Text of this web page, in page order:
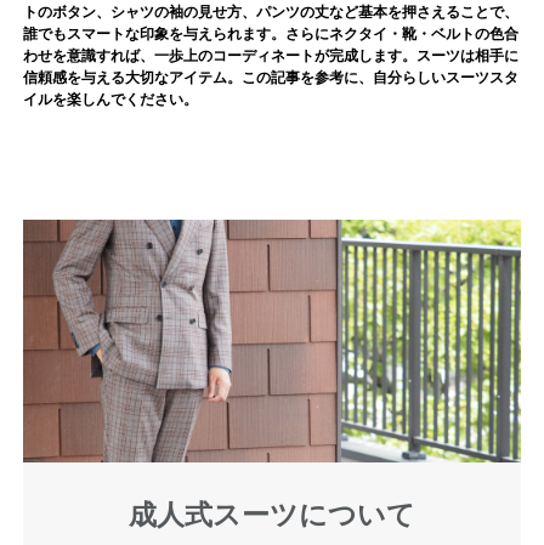
トのボタン、シャツの袖の見せ方、パンツの丈など基本を押さえることで、
誰でもスマートな印象を与えられます。さらにネクタイ・靴・ベルトの色合
わせを意識すれば、一歩上のコーディネートが完成します。スーツは相手に
信頼感を与える大切なアイテム。この記事を参考に、自分らしいスーツスタ
イルを楽しんでください。
成人式スーツについて